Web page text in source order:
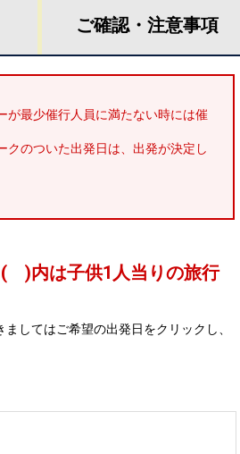
ご確認・ 注意事項
が最少催行人員に満たない時には催
クのついた出発日は、出発が決定し
( )内は子供1人当りの旅行
してはご希望の出発日をクリックし、